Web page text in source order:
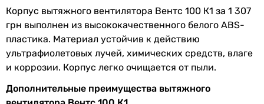
Покрытие глянцевое
Производство Украина
Электропитание 230 В
Номинальный
0.09 А
Корпус вытяжного вентилятора Вентс 100 К1 за 1 307
грн выполнен из высококачественного белого ABS-
пластика. Материал устойчив к действию
ультрафиолетовых лучей, химических средств, влаге
и коррозии. Корпус легко очищается от пыли.
Дополнительные преимущества вытяжного